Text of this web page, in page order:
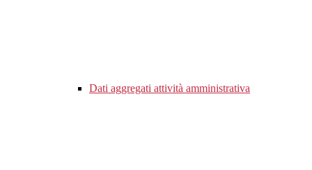
Dati aggregati attività amministrativa